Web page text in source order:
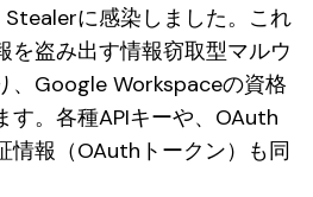
に感染しました。これ
を盗み出す情報窃取型マルウ
、Google Workspaceの資格
す。各種APIキーや、OAuth
情報（OAuthトークン）も同